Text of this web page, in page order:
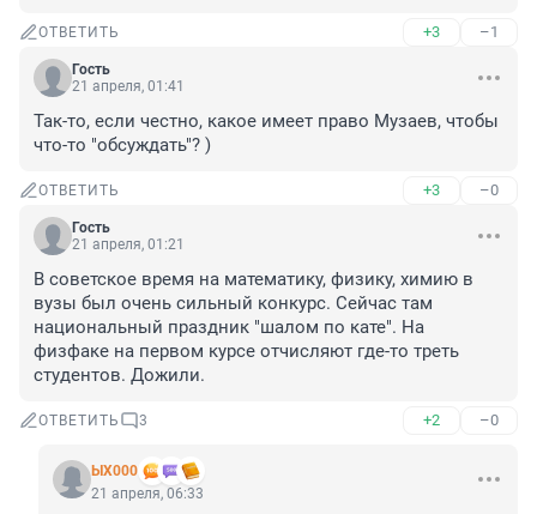
ОТВЕТИТЬ +3 –1
Гость
21 апреля, 01:41
Так-то, если честно, какое имеет право Музаев, чтобы
что-то "обсуждать"? )
ОТВЕТИТЬ +3 –0
Гость
21 апреля, 01:21
В советское время на математику, физику, химию в
вузы был очень сильный конкурс. Сейчас там
национальный праздник "шалом по кате". На
физфаке на первом курсе отчисляют где-то треть
студентов. Дожили.
ОТВЕТИТЬ 3 +2 –0
ЫХ000
21 апреля, 06:33